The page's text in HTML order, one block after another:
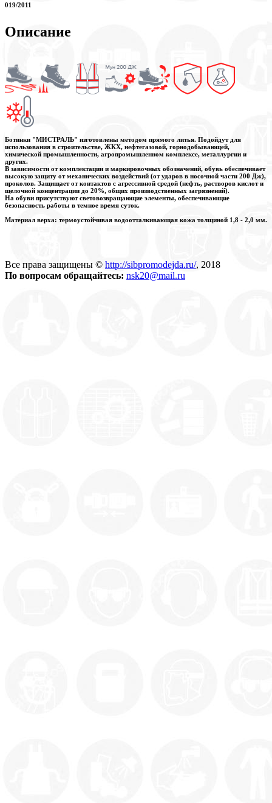
019/2011
Описание
Ботинки "МИСТРАЛЬ" изготовлены методом прямого литья. Подойдут для
использования в строительстве, ЖКХ, нефтегазовой, горнодобывающей,
химической промышленности, агропромышленном комплексе, металлургии и
других.
В зависимости от комплектации и маркировочных обозначений, обувь обеспечивает
высокую защиту от механических воздействий (от ударов в носочной части 200 Дж),
проколов. Защищает от контактов с агрессивной средой (нефть, растворов кислот и
щелочной концентрации до 20%, общих производственных загрязнений).
На обуви присутствуют световозвращающие элементы, обеспечивающие
безопасность работы в темное время суток.
Материал верха: термоустойчивая водоотталкивающая кожа толщиной 1,8 - 2,0 мм.
Все права защищены © http://sibpromodejda.ru/, 2018
По вопросам обращайтесь: nsk20@mail.ru